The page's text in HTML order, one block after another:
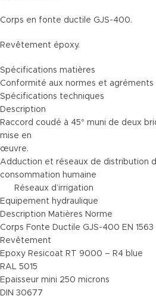
Corps en fonte ductile GJS-400.
Revêtement époxy.
Spécifications matières
Conformité aux normes et agréments
Spécifications techniques
Description
Raccord coudé à 45° muni de deux
mise en
œuvre.
Adduction et réseaux de distribution
Réseaux d’irrigation
Equipement hydraulique
Description Matières Norme
Corps Fonte Ductile GJS-400 EN 1563
Revêtement
Epoxy Resicoat RT 9000 – R4 blue
RAL 5015
Epaisseur mini 250 microns
DIN 30677